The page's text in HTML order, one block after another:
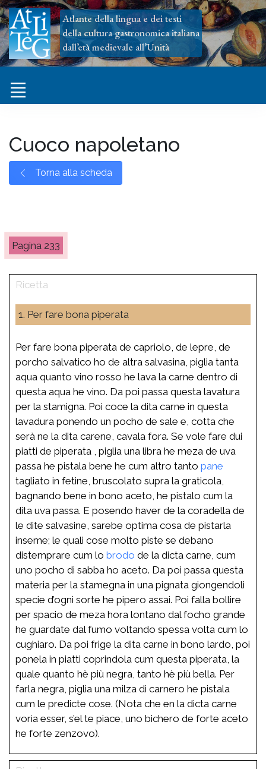
Atlante della lingua e dei testi
della cultura gastronomica italiana
dall’età medievale all’Unità
Cuoco napoletano
Torna alla scheda
233
1. Per fare bona piperata
Per fare bona piperata de capriolo, de lepre, de
porcho salvatico ho de altra salvasina, piglia tanta
aqua quanto vino rosso he lava la carne dentro di
questa aqua he vino. Da poi passa questa lavatura
per la stamigna. Poi coce la dita carne in questa
lavadura ponendo un pocho de sale e, cotta che
serà ne la dita carene, cavala fora. Se vole fare dui
piatti de piperata , piglia una libra he meza de uva
passa he pistala bene he cum altro tanto pane
tagliato in fetine, bruscolato supra la graticola,
bagnando bene in bono aceto, he pistalo cum la
dita uva passa. E posendo haver de la coradella de
le dite salvasine, sarebe optima cosa de pistarla
inseme; le quali cose molto piste se debano
distemprare cum lo brodo de la dicta carne, cum
uno pocho di sabba ho aceto. Da poi passa questa
materia per la stamegna in una pignata giongendoli
specie d’ogni sorte he pipero assai. Poi falla bollire
per spacio de meza hora lontano dal focho grande
he guardate dal fumo voltando spessa volta cum lo
cughiaro. Da poi frige la dita carne in bono lardo, poi
ponela in piatti coprindola cum questa piperata, la
quale quanto hè più negra, tanto hè più bella. Per
farla negra, piglia una milza di carnero he pistala
cum le predicte cose. (Nota che en la dicta carne
vorìa esser, s’el te piace, uno bichero de forte aceto
he forte zenzovo).